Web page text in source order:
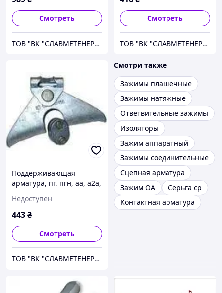
Смотреть
ТОВ "ВК "СЛАВМЕТЕНЕРГО"
Смотреть
ТОВ "ВК "СЛАВМЕТЕНЕРГО"
Поддерживающая
арматура, пг, пгн, аа, а2а,
Недоступен
443₴
Смотреть
ТОВ "ВК "СЛАВМЕТЕНЕРГО"
Смотри также
Зажимы плашечные
Зажимы натяжные
Ответвительные зажимы
Изоляторы
Зажим аппаратный
Зажимы соединительные
Сцепная арматура
Зажим ОА
Серьга ср
Контактная арматура